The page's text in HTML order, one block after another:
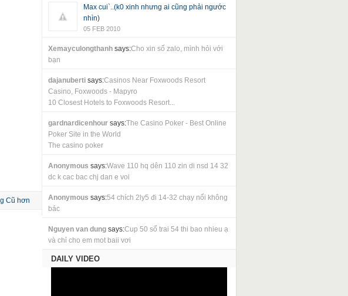
Cũ hơn
Max cui`..(k0 xinh nhưng ai cũng phải ngước
nhìn)
05 FEB 2010
Xemayculongthanhsays:Cho xin số zalo, mình hỏi với
bạn
dajanubertisays:Casinos Near Foxwoods Resort
Casino, Foxwoods - Mapyro
10 Closest Hotels to Foxwoods Resort...
gardnardicenhoursays:The Casino Poker - Best Online
Poker Site in the World
The casino poker
Anonymous says:Wave 110 hq dên 110 zin di nsd 14 32
dc k cac bac chj dan e voi
Anonymous says:54 chích 2ly5 đi 14-32 chạy nổi không
bác
Nguyen van dungsays:Cup 50 sổ trai 54 thi bao nhieu ạ
và chỉ cho em mot baii vơi
DAILY VIDEO